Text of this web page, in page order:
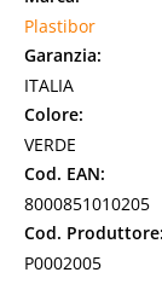
Plastibor
Garanzia:
ITALIA
Colore:
VERDE
Cod. EAN:
8000851010205
Cod. Produttore:
P0002005